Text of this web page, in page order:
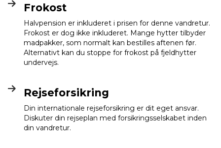
Frokost
Halvpension er inkluderet i prisen for denne vandretur.
Frokost er dog ikke inkluderet. Mange hytter tilbyder
madpakker, som normalt kan bestilles aftenen før.
Alternativt kan du stoppe for frokost på fjeldhytter
undervejs.
Rejseforsikring
Din internationale rejseforsikring er dit eget ansvar.
Diskuter din rejseplan med forsikringsselskabet inden
din vandretur.